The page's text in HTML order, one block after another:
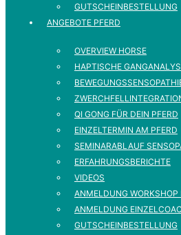
GUTSCHEINBESTELLUNG
ANGEBOTE PFERD
OVERVIEW HORSE
HAPTISCHE
QI GONG FÜR DEIN PFERD
EINZELTERMIN AM PFERD
SEMINARABLAUF
ERFAHRUNGSBERICHTE
VIDEOS
ANMELDUNG WORKSHOP
ANMELDUNG
GUTSCHEINBESTELLUNG